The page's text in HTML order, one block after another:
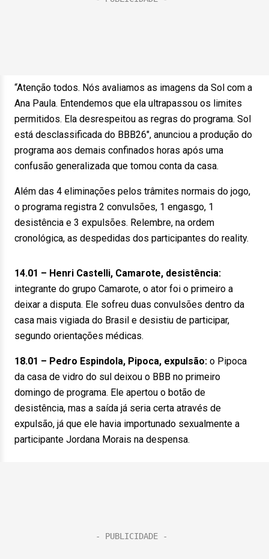
“Atenção todos. Nós avaliamos as imagens da Sol com a
Ana Paula. Entendemos que ela ultrapassou os limites
permitidos. Ela desrespeitou as regras do programa. Sol
está desclassificada do BBB26″, anunciou a produção do
programa aos demais confinados horas após uma
confusão generalizada que tomou conta da casa.
Além das 4 eliminações pelos trâmites normais do jogo,
o programa registra 2 convulsões, 1 engasgo, 1
desistência e 3 expulsões. Relembre, na ordem
cronológica, as despedidas dos participantes do reality.
14.01 – Henri Castelli, Camarote, desistência:
integrante do grupo Camarote, o ator foi o primeiro a
deixar a disputa. Ele sofreu duas convulsões dentro da
casa mais vigiada do Brasil e desistiu de participar,
segundo orientações médicas.
18.01 – Pedro Espindola, Pipoca, expulsão: o Pipoca
da casa de vidro do sul deixou o BBB no primeiro
domingo de programa. Ele apertou o botão de
desistência, mas a saída já seria certa através de
expulsão, já que ele havia importunado sexualmente a
participante Jordana Morais na despensa.